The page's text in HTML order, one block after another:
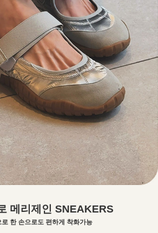
메리제인 SNEAKERS
로 한 손으로도 편하게 착화가능